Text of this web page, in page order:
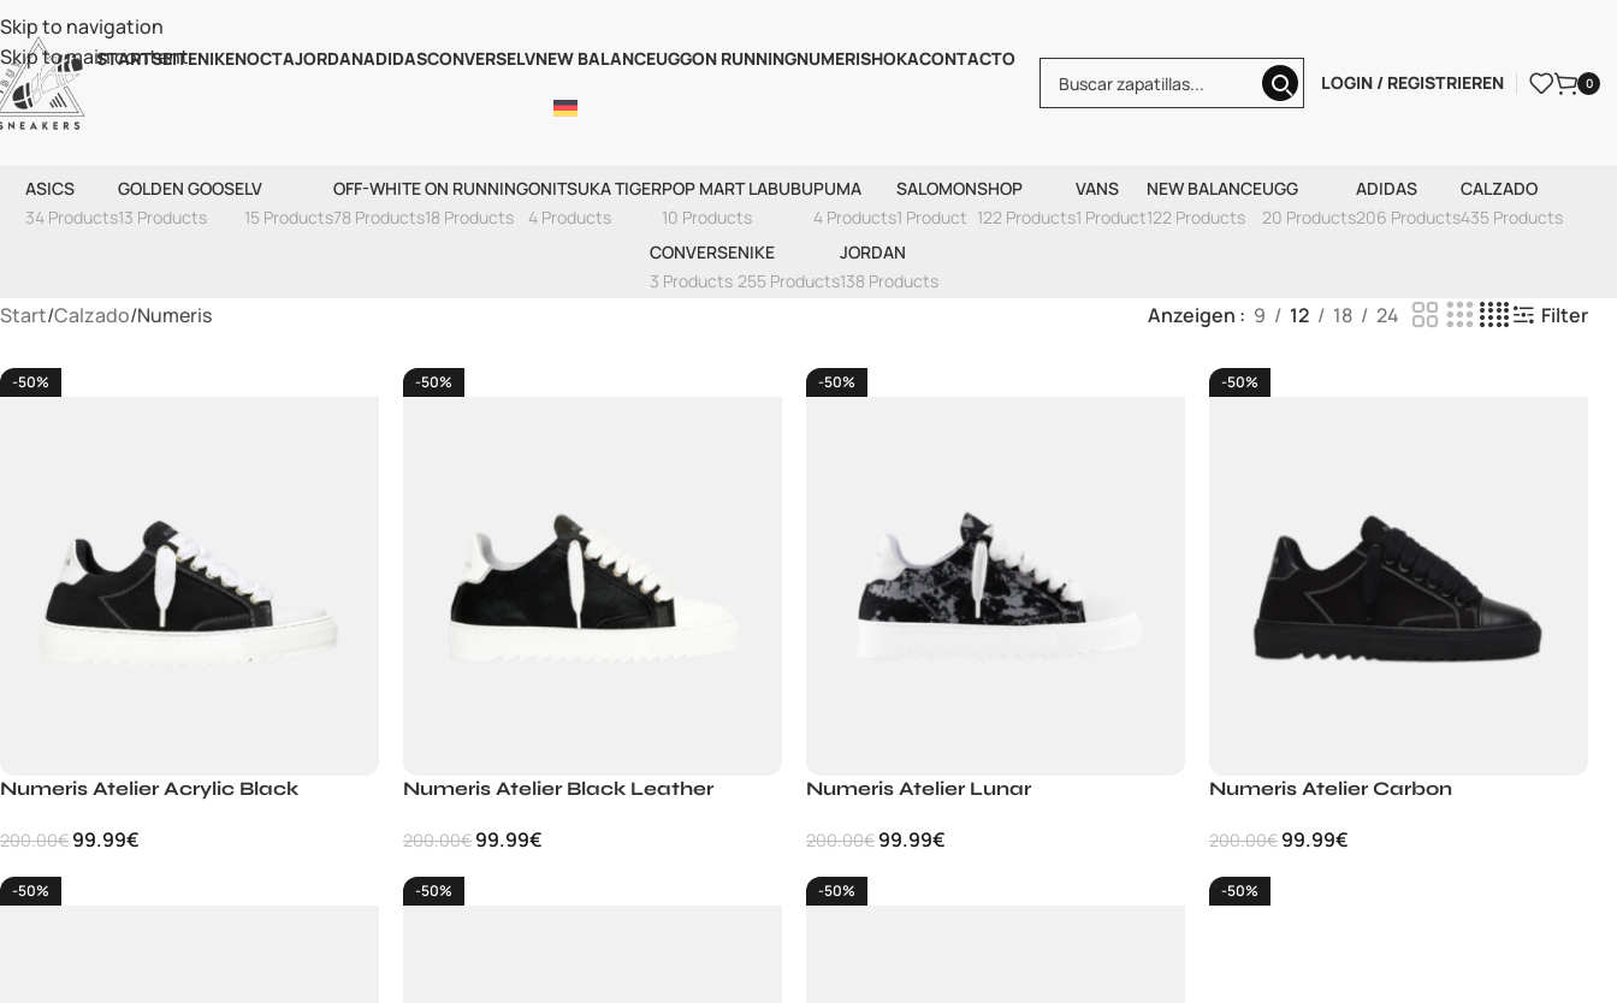
Skip to navigation
Skip to main content
STARTSEITENIKENOCTAJORDANADIDASCONVERSELVNEW BALANCEUGGON RUNNINGNUMERISHOKACONTACTO
LOGIN / REGISTRIEREN
0
ASICS
34 Products
GOLDEN GOOSE
13 Products
LV
15 Products
OFF-WHITE
78 Products
ON RUNNING
18 Products
ONITSUKA TIGER
4 Products
POP MART LABUBU
10 Products
PUMA
4 Products
SALOMON
1 Product
SHOP
122 Products
VANS
1 Product
NEW BALANCE
122 Products
UGG
20 Products
ADIDAS
206 Products
CALZADO
435 Products
CONVERSE
3 Products
NIKE
255 Products
JORDAN
138 Products
Start Calzado Numeris Anzeigen 9 12 18 24 Filter
-50%
Numeris Atelier Acrylic Black
200.00€ 99.99€
-50%
Numeris Atelier Black Leather
200.00€ 99.99€
-50%
Numeris Atelier Lunar
200.00€ 99.99€
-50%
Numeris Atelier Carbon
200.00€ 99.99€
-50% -50% -50% -50%